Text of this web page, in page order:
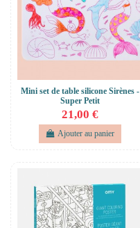
Mini set de table silicone Sirènes -
Super Petit
21,00 €
Ajouter au panier